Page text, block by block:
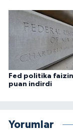
Fed politika
puan indirdi
Yorumlar